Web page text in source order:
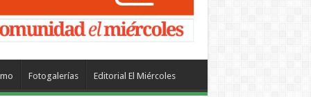
Fotogalerías Editorial El Miércoles